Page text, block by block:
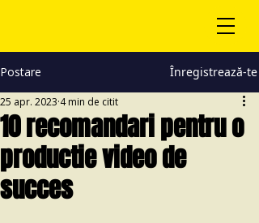
Postare Înregistrează-te
10 recomandari pentru o
productie video de
succes
25 apr. 2023 4 min de citit